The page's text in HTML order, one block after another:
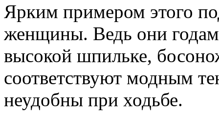
Ярким примером этого
женщины. Ведь они
высокой шпильке,
соответствуют модным
неудобны при ходьбе.